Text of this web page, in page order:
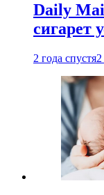
Daily
сигарет
2 года спустя